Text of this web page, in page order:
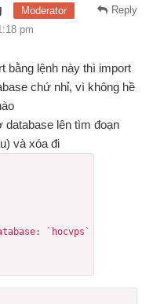
Reply
Moderator
pm
bằng lệnh này thì import
chứ nhỉ, vì không hề
database lên tìm đoạn
và xóa đi
`hocvps`